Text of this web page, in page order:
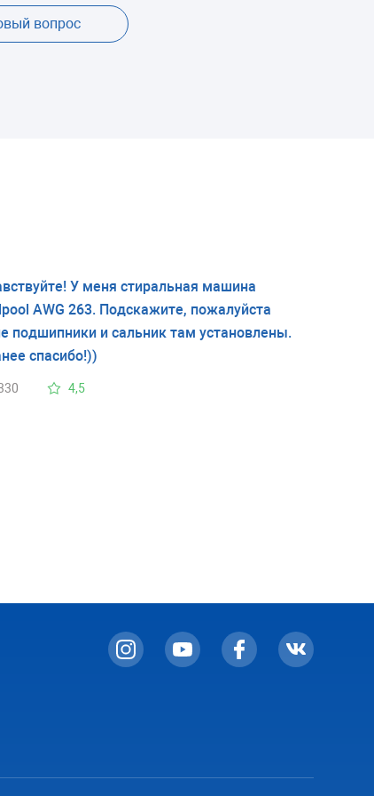
вопрос
У меня стиральная машина
AWG 263. Подскажите, пожалуйста
подшипники и сальник там установлены.
спасибо!))
4,5